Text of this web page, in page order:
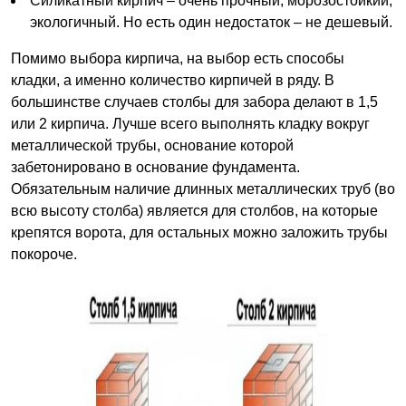
экологичный. Но есть один недостаток – не дешевый.
Помимо выбора кирпича, на выбор есть способы
кладки, а именно количество кирпичей в ряду. В
большинстве случаев столбы для забора делают в 1,5
или 2 кирпича. Лучше всего выполнять кладку вокруг
металлической трубы, основание которой
забетонировано в основание фундамента.
Обязательным наличие длинных металлических труб (во
всю высоту столба) является для столбов, на которые
крепятся ворота, для остальных можно заложить трубы
покороче.